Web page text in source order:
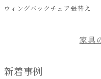
ウィングバックチェア張替え
家具
新着事例